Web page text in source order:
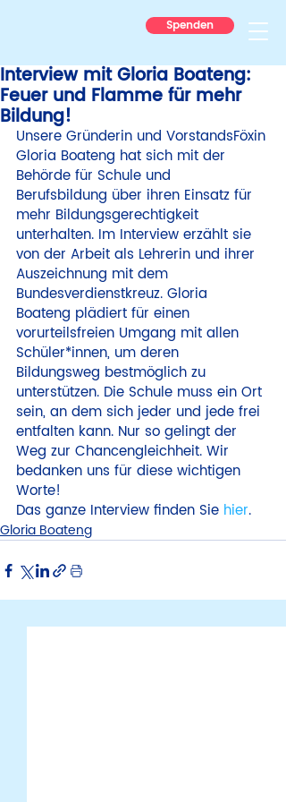
Spenden
Interview mit Gloria Boateng:
Feuer und Flamme für mehr
Bildung!
Unsere Gründerin und VorstandsFöxin
Gloria Boateng hat sich mit der
Behörde für Schule und
Berufsbildung über ihren Einsatz für
mehr Bildungsgerechtigkeit
unterhalten. Im Interview erzählt sie
von der Arbeit als Lehrerin und ihrer
Auszeichnung mit dem
Bundesverdienstkreuz. Gloria
Boateng plädiert für einen
vorurteilsfreien Umgang mit allen
Schüler*innen, um deren
Bildungsweg bestmöglich zu
unterstützen. Die Schule muss ein Ort
sein, an dem sich jeder und jede frei
entfalten kann. Nur so gelingt der
Weg zur Chancengleichheit. Wir
bedanken uns für diese wichtigen
Worte!
Das ganze Interview finden Sie hier.
Gloria Boateng